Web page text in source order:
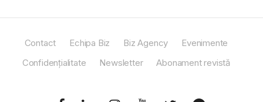
Contact Echipa Biz Biz Agency
Evenimente
Confidențialitate
Newsletter Abonament revistă